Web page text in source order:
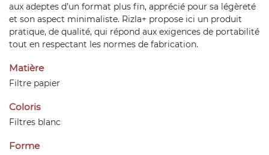
aux adeptes d’un format plus fin, apprécié pour sa légèreté
et son aspect minimaliste. Rizla+ propose ici un produit
pratique, de qualité, qui répond aux exigences de portabilité
tout en respectant les normes de fabrication.
Matière
Filtre papier
Coloris
Filtres blanc
Forme